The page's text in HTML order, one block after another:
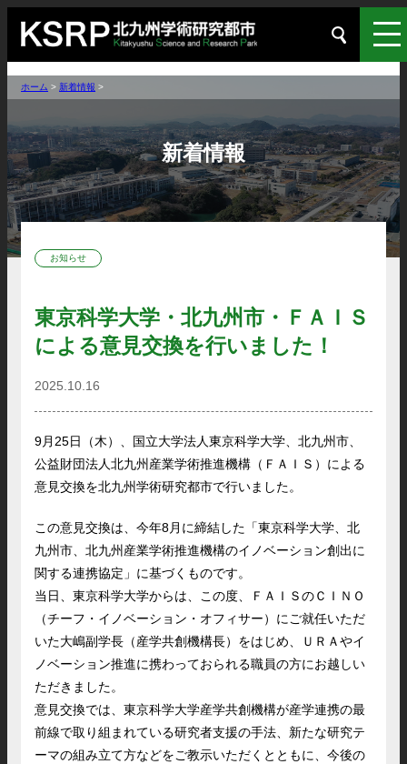
ホーム >新着情報 >
新着情報
お知らせ
東京科学大学・北九州市・ＦＡＩＳ
による意見交換を行いました！
2025.10.16
9月25日（木）、国立大学法人東京科学大学、北九州市、
公益財団法人北九州産業学術推進機構（ＦＡＩＳ）による
意見交換を北九州学術研究都市で行いました。
この意見交換は、今年8月に締結した「東京科学大学、北
九州市、北九州産業学術推進機構のイノベーション創出に
関する連携協定」に基づくものです。
当日、東京科学大学からは、この度、ＦＡＩＳのＣＩＮＯ
（チーフ・イノベーション・オフィサー）にご就任いただ
いた大嶋副学長（産学共創機構長）をはじめ、ＵＲＡやイ
ノベーション推進に携わっておられる職員の方にお越しい
ただきました。
意見交換では、東京科学大学産学共創機構が産学連携の最
前線で取り組まれている研究者支援の手法、新たな研究テ
ーマの組み立て方などをご教示いただくとともに、今後の